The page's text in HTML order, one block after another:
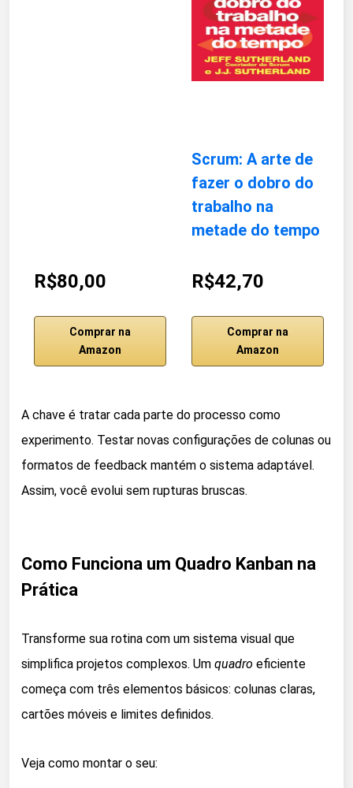
R$80,00
Comprar na
Amazon
Scrum: A arte de
fazer o dobro do
trabalho na
metade do tempo
R$42,70
Comprar na
Amazon
A chave é tratar cada parte do processo como
experimento. Testar novas configurações de colunas ou
formatos de feedback mantém o sistema adaptável.
Assim, você evolui sem rupturas bruscas.
Como Funciona um Quadro Kanban na
Prática
Transforme sua rotina com um sistema visual que
simplifica projetos complexos. Um quadro eficiente
começa com três elementos básicos: colunas claras,
cartões móveis e limites definidos.
Veja como montar o seu: